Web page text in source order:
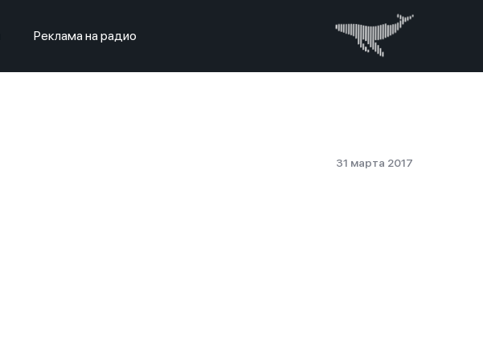
Реклама на радио
31 марта 2017